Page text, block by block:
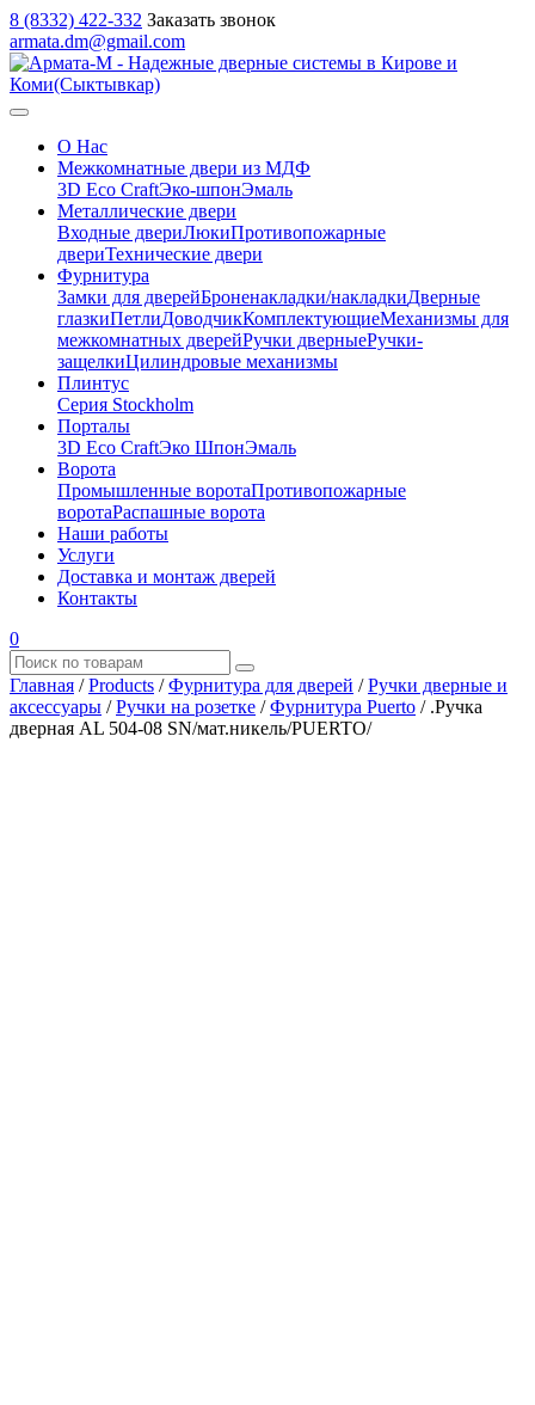
8 (8332) 422-332 Заказать звонок
armata.dm@gmail.com
О Нас
Межкомнатные двери из МДФ
3D Eco CraftЭко-шпонЭмаль
Металлические двери
Входные двериЛюкиПротивопожарные
двериТехнические двери
Фурнитура
Замки для дверейБроненакладки/накладкиДверные
глазкиПетлиДоводчикКомплектующиеМеханизмы для
межкомнатных дверейРучки дверныеРучки-
защелкиЦилиндровые механизмы
Плинтус
Серия Stockholm
Порталы
3D Eco CraftЭко ШпонЭмаль
Ворота
Промышленные воротаПротивопожарные
воротаРаспашные ворота
Наши работы
Услуги
Доставка и монтаж дверей
Контакты
0
Главная /Products /Фурнитура для дверей /Ручки дверные и
аксессуары /Ручки на розетке /Фурнитура Puerto / .Ручка
дверная AL 504-08 SN/мат.никель/PUERTO/